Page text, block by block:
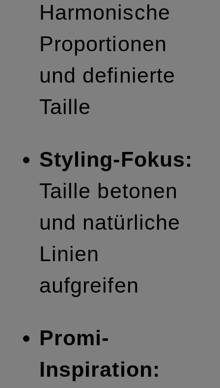
Harmonische
Proportionen
und definierte
Taille
Styling-Fokus:
Taille betonen
und natürliche
Linien
aufgreifen
Promi-
Inspiration: